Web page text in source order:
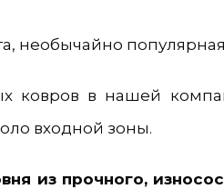
необычайно
ковров в нашей
входной зоны.
из прочного,